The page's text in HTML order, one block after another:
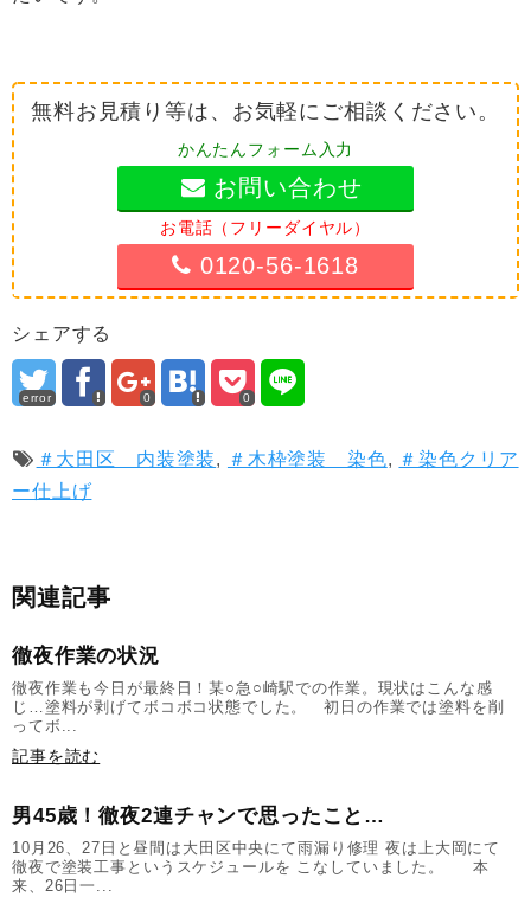
無料お見積り等は、お気軽にご相談ください。
かんたんフォーム入力
お問い合わせ
お電話（フリーダイヤル）
0120-56-1618
シェアする
error 0 0
＃大田区 内装塗装, ＃木枠塗装 染色, ＃染色クリア
ー仕上げ
関連記事
徹夜作業の状況
徹夜作業も今日が最終日！某○急○崎駅での作業。現状はこんな感
じ…塗料が剥げてボコボコ状態でした。 初日の作業では塗料を削
ってボ...
記事を読む
男45歳！徹夜2連チャンで思ったこと…
10月26、27日と昼間は大田区中央にて雨漏り修理 夜は上大岡にて
徹夜で塗装工事というスケジュールを こなしていました。 本
来、26日一...